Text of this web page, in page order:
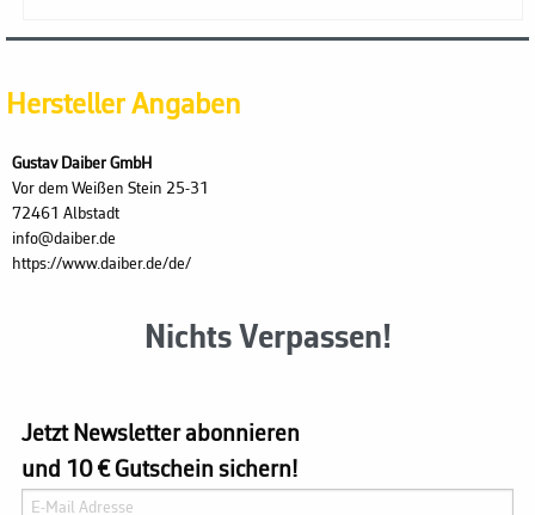
Hersteller Angaben
Gustav Daiber GmbH
Vor dem Weißen Stein 25-31
72461 Albstadt
info@daiber.de
https://www.daiber.de/de/
Nichts Verpassen!
Jetzt Newsletter abonnieren
und 10 € Gutschein sichern!